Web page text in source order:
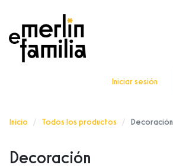
Iniciar sesión
Inicio Todos los productos Decoración
Decoración